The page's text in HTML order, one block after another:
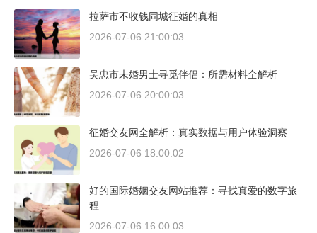
拉萨市不收钱同城征婚的真相
2026-07-06 21:00:03
吴忠市未婚男士寻觅伴侣：所需材料全解析
2026-07-06 20:00:03
征婚交友网全解析：真实数据与用户体验洞察
2026-07-06 18:00:02
好的国际婚姻交友网站推荐：寻找真爱的数字旅
程
2026-07-06 16:00:03